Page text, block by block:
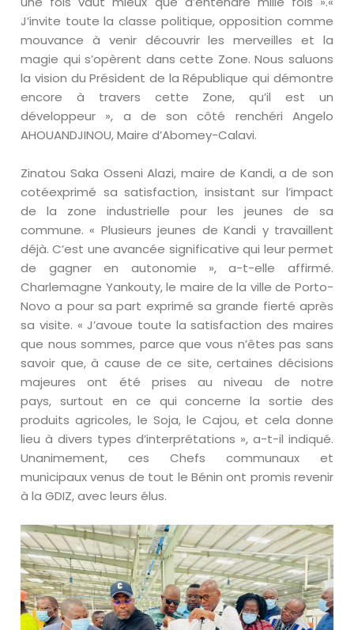
J’invite toute la classe politique, opposition comme
mouvance à venir découvrir les merveilles et la
magie qui s’opèrent dans cette Zone. Nous saluons
la vision du Président de la République qui démontre
encore à travers cette Zone, qu’il est un
développeur », a de son côté renchéri Angelo
AHOUANDJINOU, Maire d’Abomey-Calavi.
Zinatou Saka Osseni Alazi, maire de Kandi, a de son
cotéexprimé sa satisfaction, insistant sur l’impact
de la zone industrielle pour les jeunes de sa
commune. « Plusieurs jeunes de Kandi y travaillent
déjà. C’est une avancée significative qui leur permet
de gagner en autonomie », a-t-elle affirmé.
Charlemagne Yankouty, le maire de la ville de Porto-
Novo a pour sa part exprimé sa grande fierté après
sa visite. « J’avoue toute la satisfaction des maires
que nous sommes, parce que vous n’êtes pas sans
savoir que, à cause de ce site, certaines décisions
majeures ont été prises au niveau de notre
pays, surtout en ce qui concerne la sortie des
produits agricoles, le Soja, le Cajou, et cela donne
lieu à divers types d’interprétations », a-t-il indiqué.
Unanimement, ces Chefs communaux et
municipaux venus de tout le Bénin ont promis revenir
à la GDIZ, avec leurs élus.